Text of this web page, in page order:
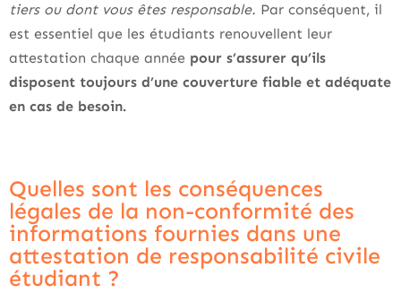
tiers ou dont vous êtes responsable. Par conséquent, il
est essentiel que les étudiants renouvellent leur
attestation chaque année pour s’assurer qu’ils
disposent toujours d’une couverture fiable et adéquate
en cas de besoin.
Quelles sont les conséquences
légales de la non-conformité des
informations fournies dans une
attestation de responsabilité civile
étudiant ?